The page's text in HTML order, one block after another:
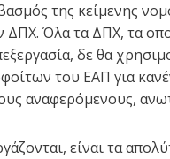
της κείμενης
ΔΠΧ. Όλα τα ΔΠΧ, τα
δε θα
του ΕΑΠ για
αναφερόμενους,
είναι τα